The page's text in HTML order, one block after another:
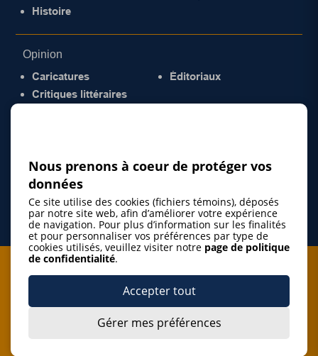
Histoire
Opinion
Caricatures
Critiques littéraires
Éditoriaux
Je m'abonne à l'infolettre
J’accepte de m’abonner à l’infolettre de La Gazette de la
Nous prenons à coeur de protéger vos
données
Ce site utilise des cookies (fichiers témoins), déposés
par notre site web, afin d’améliorer votre expérience
de navigation. Pour plus d’information sur les finalités
et pour personnaliser vos préférences par type de
cookies utilisés, veuillez visiter notre page de politique
de confidentialité.
Accepter tout
Gérer mes préférences